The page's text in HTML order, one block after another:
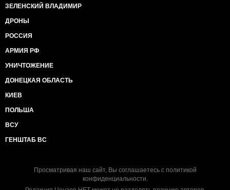
ЗЕЛЕНСКИЙ ВЛАДИМИР
ДРОНЫ
РОССИЯ
АРМИЯ РФ
УНИЧТОЖЕНИЕ
ДОНЕЦКАЯ ОБЛАСТЬ
КИЕВ
ПОЛЬША
ВСУ
ГЕНШТАБ ВС
Просматривая наш сайт, Вы соглашаетесь с политикой
конфиденциальности.